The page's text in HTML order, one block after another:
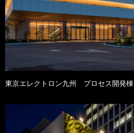
東京エレクトロン九州 プロセス開発棟